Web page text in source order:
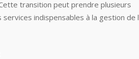
transition peut prendre plusieurs
indispensables à la gestion de